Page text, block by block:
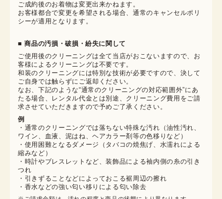
ご成約後のお着物は変更出来かねます。
お客様都合で変更を希望される場合、通常のキャンセルポリ
シーが適用となります。
■ 商品の汚損・破損・紛失に関して
ご使用後のクリーニングは全て当店がおこないますので、お
客様によるクリーニングは不要です。
和装のクリーニングには特別な技術が必要ですので、決して
ご自身では触らずにご返却ください。
なお、下記のような“通常のクリーニングの対応範囲外”にあ
たる場合、レンタル代金とは別途、クリーニング費用をご請
求させていただきますので予めご了承ください。
例
・通常のクリーニングでは落ちない特殊な汚れ（油性汚れ、
ワイン、血液、泥はね、ヘアカラー剤等の色移りなど）
・使用困難となるダメージ（タバコの焼焦げ、水濡れによる
縮みなど）
・時計やブレスレットなど、装飾品による袖内側の糸の引き
つれ
・引きずることなどによっておこる裾周辺の擦れ
・香水などの強い匂い移りによる匂い除去